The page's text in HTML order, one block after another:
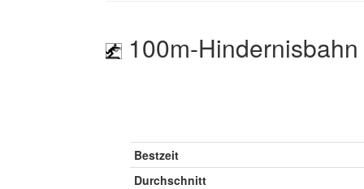
100m-
Bestzeit
Durchschnitt